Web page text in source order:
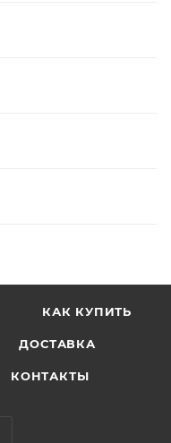
КАК КУПИТЬ
ДОСТАВКА
КОНТАКТЫ